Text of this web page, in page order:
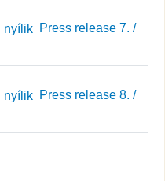
Press release 7. /
Press release 8. /